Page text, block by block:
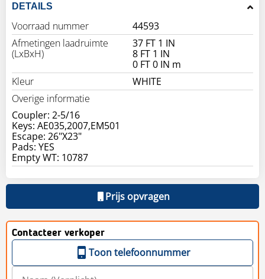
DETAILS
Voorraad nummer
44593
Afmetingen laadruimte
(LxBxH)
37 FT 1 IN
8 FT 1 IN
0 FT 0 IN m
Kleur
WHITE
Overige informatie
Coupler: 2-5/16
Keys: AE035,2007,EM501
Escape: 26"X23"
Pads: YES
Prijs opvragen
Contacteer verkoper
Toon telefoonnummer